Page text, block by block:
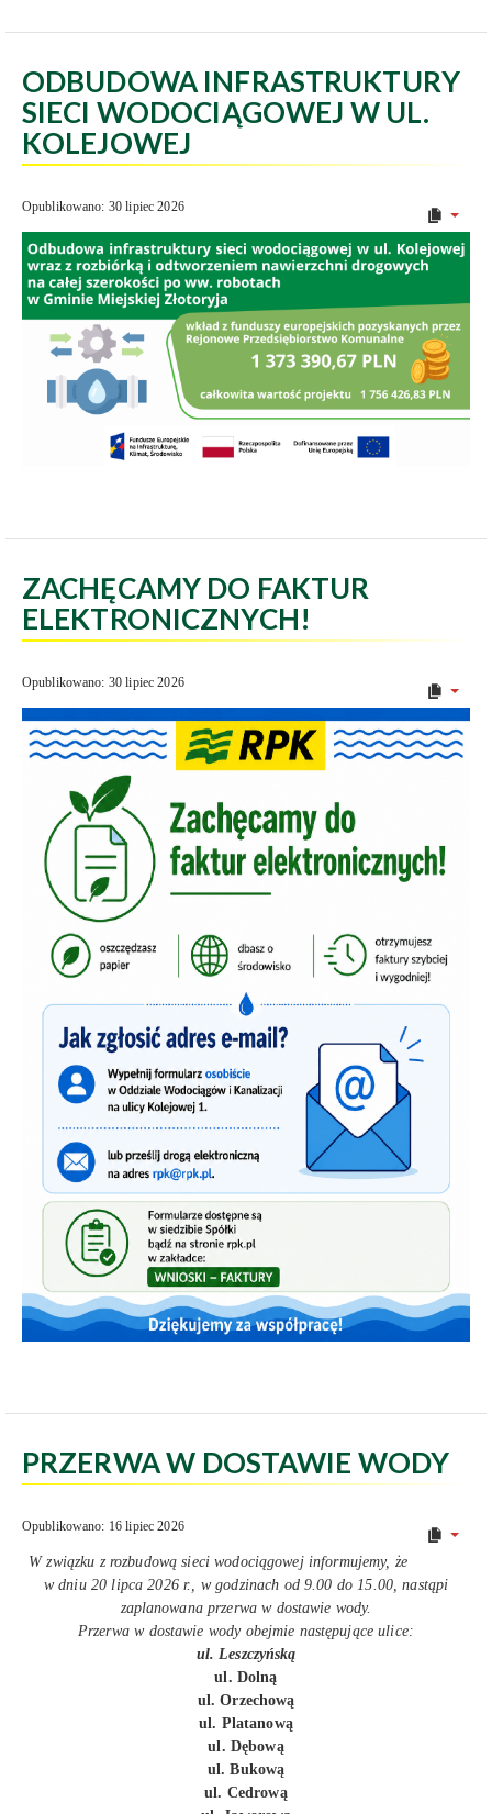
ODBUDOWA INFRASTRUKTURY
SIECI WODOCIĄGOWEJ W UL.
KOLEJOWEJ
Opublikowano: 30 lipiec 2026
ZACHĘCAMY DO FAKTUR
ELEKTRONICZNYCH!
Opublikowano: 30 lipiec 2026
PRZERWA W DOSTAWIE WODY
Opublikowano: 16 lipiec 2026
W związku z rozbudową sieci wodociągowej informujemy, że
w dniu 20 lipca 2026 r., w godzinach od 9.00 do 15.00, nastąpi
zaplanowana przerwa w dostawie wody.
Przerwa w dostawie wody obejmie następujące ulice:
ul. Leszczyńską
ul. Dolną
ul. Orzechową
ul. Platanową
ul. Dębową
ul. Bukową
ul. Cedrową